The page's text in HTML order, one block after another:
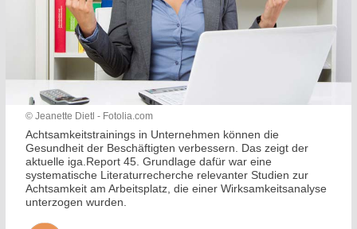
© Jeanette Dietl - Fotolia.com
Achtsamkeitstrainings in Unternehmen können die
Gesundheit der Beschäftigten verbessern. Das zeigt der
aktuelle iga.Report 45. Grundlage dafür war eine
systematische Literaturrecherche relevanter Studien zur
Achtsamkeit am Arbeitsplatz, die einer Wirksamkeitsanalyse
unterzogen wurden.